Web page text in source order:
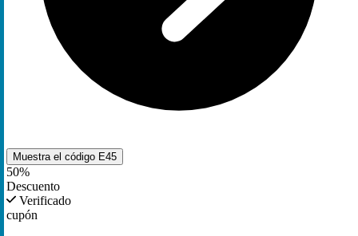
Muestra el código E45
50%
Descuento
Verificado
cupón